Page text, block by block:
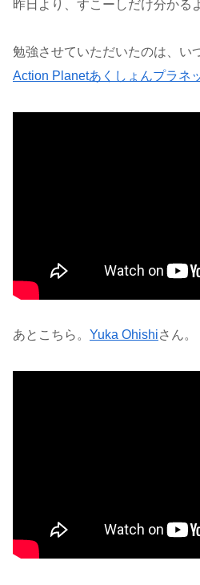
昨日より、すこーしだけ分かる
勉強させていただいたのは、い
Action Planetあくしょんプラネ
あとこちら。 Yuka Ohishiさん。